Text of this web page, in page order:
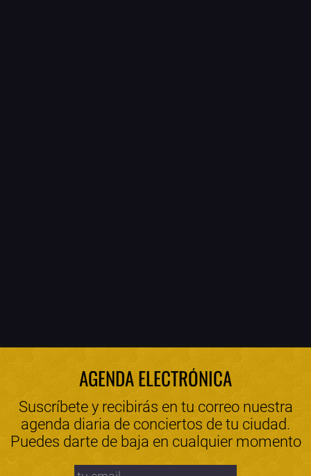
AGENDA ELECTRÓNICA
Suscríbete y recibirás en tu correo nuestra
agenda diaria de conciertos de tu ciudad.
Puedes darte de baja en cualquier momento